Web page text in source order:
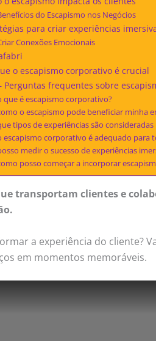
do Escapismo nos Negócios
para criar experiências
Conexões Emocionais
o escapismo corporativo é crucial
Perguntas frequentes sobre
que é escapismo corporativo?
o escapismo pode beneficiar minha
tipos de experiências são consideradas
escapismo corporativo é adequado para
medir o sucesso de experiências
posso começar a incorporar
transportam clientes e
a experiência do cliente?
em momentos memoráveis.